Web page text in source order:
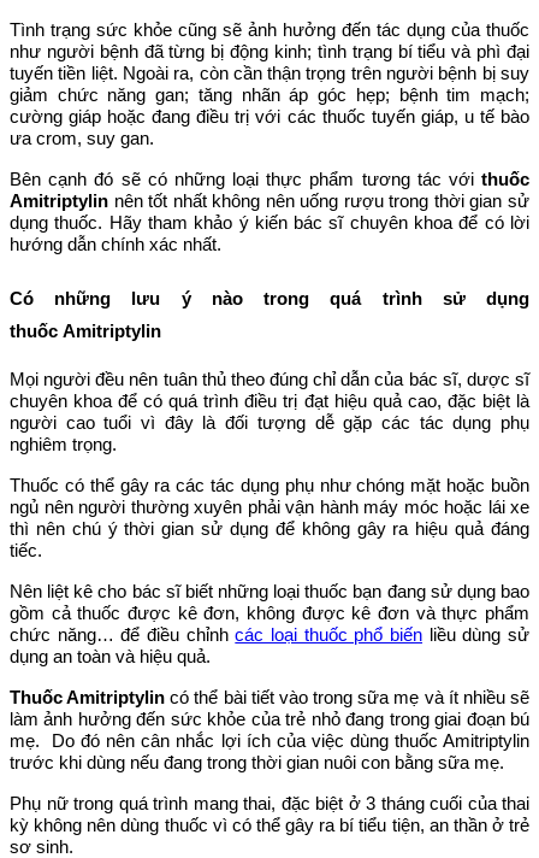
Tình trạng sức khỏe cũng sẽ ảnh hưởng đến tác dụng của thuốc
như người bệnh đã từng bị động kinh; tình trạng bí tiểu và phì đại
tuyến tiền liệt. Ngoài ra, còn cần thận trọng trên người bệnh bị suy
giảm chức năng gan; tăng nhãn áp góc hẹp; bệnh tim mạch;
cường giáp hoặc đang điều trị với các thuốc tuyến giáp, u tế bào
ưa crom, suy gan.
Bên cạnh đó sẽ có những loại thực phẩm tương tác với thuốc
Amitriptylin nên tốt nhất không nên uống rượu trong thời gian sử
dụng thuốc. Hãy tham khảo ý kiến bác sĩ chuyên khoa để có lời
hướng dẫn chính xác nhất.
Có những lưu ý nào trong quá trình sử dụng
thuốc Amitriptylin
Mọi người đều nên tuân thủ theo đúng chỉ dẫn của bác sĩ, dược sĩ
chuyên khoa để có quá trình điều trị đạt hiệu quả cao, đặc biệt là
người cao tuổi vì đây là đối tượng dễ gặp các tác dụng phụ
nghiêm trọng.
Thuốc có thể gây ra các tác dụng phụ như chóng mặt hoặc buồn
ngủ nên người thường xuyên phải vận hành máy móc hoặc lái xe
thì nên chú ý thời gian sử dụng để không gây ra hiệu quả đáng
tiếc.
Nên liệt kê cho bác sĩ biết những loại thuốc bạn đang sử dụng bao
gồm cả thuốc được kê đơn, không được kê đơn và thực phẩm
chức năng… để điều chỉnhcác loại thuốc phổ biến liều dùng sử
dụng an toàn và hiệu quả.
Thuốc Amitriptylin có thể bài tiết vào trong sữa mẹ và ít nhiều sẽ
làm ảnh hưởng đến sức khỏe của trẻ nhỏ đang trong giai đoạn bú
mẹ. Do đó nên cân nhắc lợi ích của việc dùng thuốc Amitriptylin
trước khi dùng nếu đang trong thời gian nuôi con bằng sữa mẹ.
Phụ nữ trong quá trình mang thai, đặc biệt ở 3 tháng cuối của thai
kỳ không nên dùng thuốc vì có thể gây ra bí tiểu tiện, an thần ở trẻ
sơ sinh.